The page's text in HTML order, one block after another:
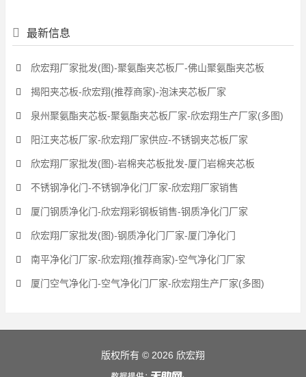
最新信息
欣宏翔厂家批发(图)-聚氨酯夹芯板厂-佛山聚氨酯夹芯板
揭阳夹芯板-欣宏翔(推荐商家)-泡沫夹芯板厂家
泉州聚氨酯夹芯板-聚氨酯夹芯板厂家-欣宏翔生产厂家(多图)
阳江夹芯板厂家-欣宏翔厂家供应-不锈钢夹芯板厂家
欣宏翔厂家批发(图)-岩棉夹芯板批发-厦门岩棉夹芯板
不锈钢净化门-不锈钢净化门厂家-欣宏翔厂家销售
厦门钢质净化门-欣宏翔彩钢板销售-钢质净化门厂家
欣宏翔厂家批发(图)-钢质净化门厂家-厦门净化门
南平净化门厂家-欣宏翔(推荐商家)-空气净化门厂家
厦门空气净化门-空气净化门厂家-欣宏翔生产厂家(多图)
版权所有 © 2026 欣宏翔